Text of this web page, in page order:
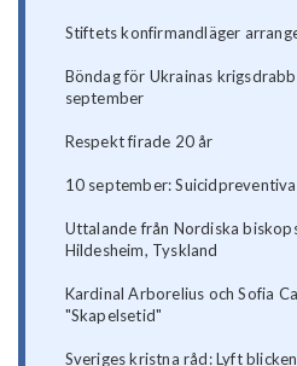
Stiftets konfirmandläger
Böndag för Ukrainas
september
Respekt firade 20 år
10 september:
Uttalande från Nordiska
Hildesheim, Tyskland
Kardinal Arborelius och Sofia
"Skapelsetid"
Sveriges kristna råd: Lyft